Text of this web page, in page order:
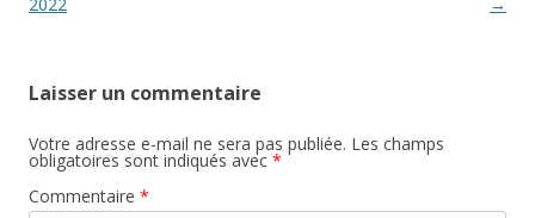
articles
2022
→
Laisser un commentaire
Votre adresse e-mail ne sera pas publiée. Les champs
obligatoires sont indiqués avec *
Commentaire *